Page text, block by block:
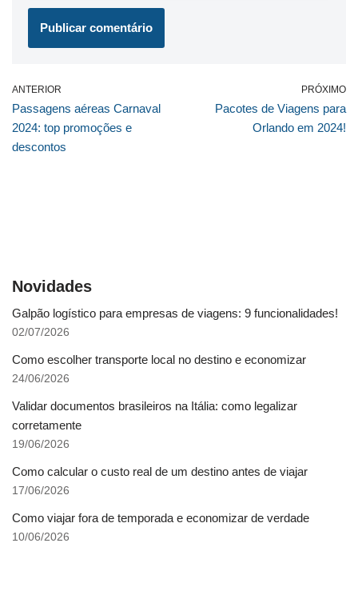
ANTERIOR
Passagens aéreas Carnaval
2024: top promoções e
descontos
PRÓXIMO
Pacotes de Viagens para
Orlando em 2024!
Novidades
Galpão logístico para empresas de viagens: 9 funcionalidades!
02/07/2026
Como escolher transporte local no destino e economizar
24/06/2026
Validar documentos brasileiros na Itália: como legalizar
corretamente
19/06/2026
Como calcular o custo real de um destino antes de viajar
17/06/2026
Como viajar fora de temporada e economizar de verdade
10/06/2026